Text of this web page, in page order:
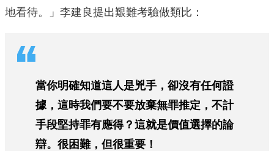
地看待。」李建良提出艱難考驗做類比：
當你明確知道這人是兇手，卻沒有任何證
據，這時我們要不要放棄無罪推定，不計
手段堅持罪有應得？這就是價值選擇的論
辯。很困難，但很重要！